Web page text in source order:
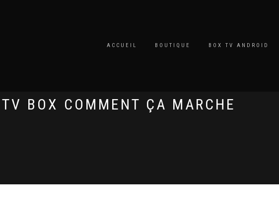
ACCUEIL BOUTIQUE BOX TV ANDROID
BOX COMMENT ÇA MARCHE